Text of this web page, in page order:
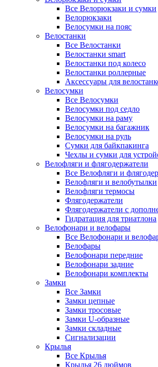
Все Велорюкзаки и сумки
Велорюкзаки
Велосумки на пояс
Велостанки
Все Велостанки
Велостанки smart
Велостанки под колесо
Велостанки роллерные
Аксессуары для
Велосумки
Все Велосумки
Велосумки под седло
Велосумки на раму
Велосумки на багажник
Велосумки на руль
Сумки для байкпакинга
Чехлы и сумки для
Велофляги и флягодержатели
Все Велофляги и
Велофляги и велобутылки
Велофляги термосы
Флягодержатели
Флягодержатели с
Гидратация для триатлона
Велофонари и велофары
Все Велофонари и
Велофары
Велофонари передние
Велофонари задние
Велофонари комплекты
Замки
Все Замки
Замки цепные
Замки тросовые
Замки U-образные
Замки складные
Сигнализации
Крылья
Все Крылья
Крылья 26 дюймов